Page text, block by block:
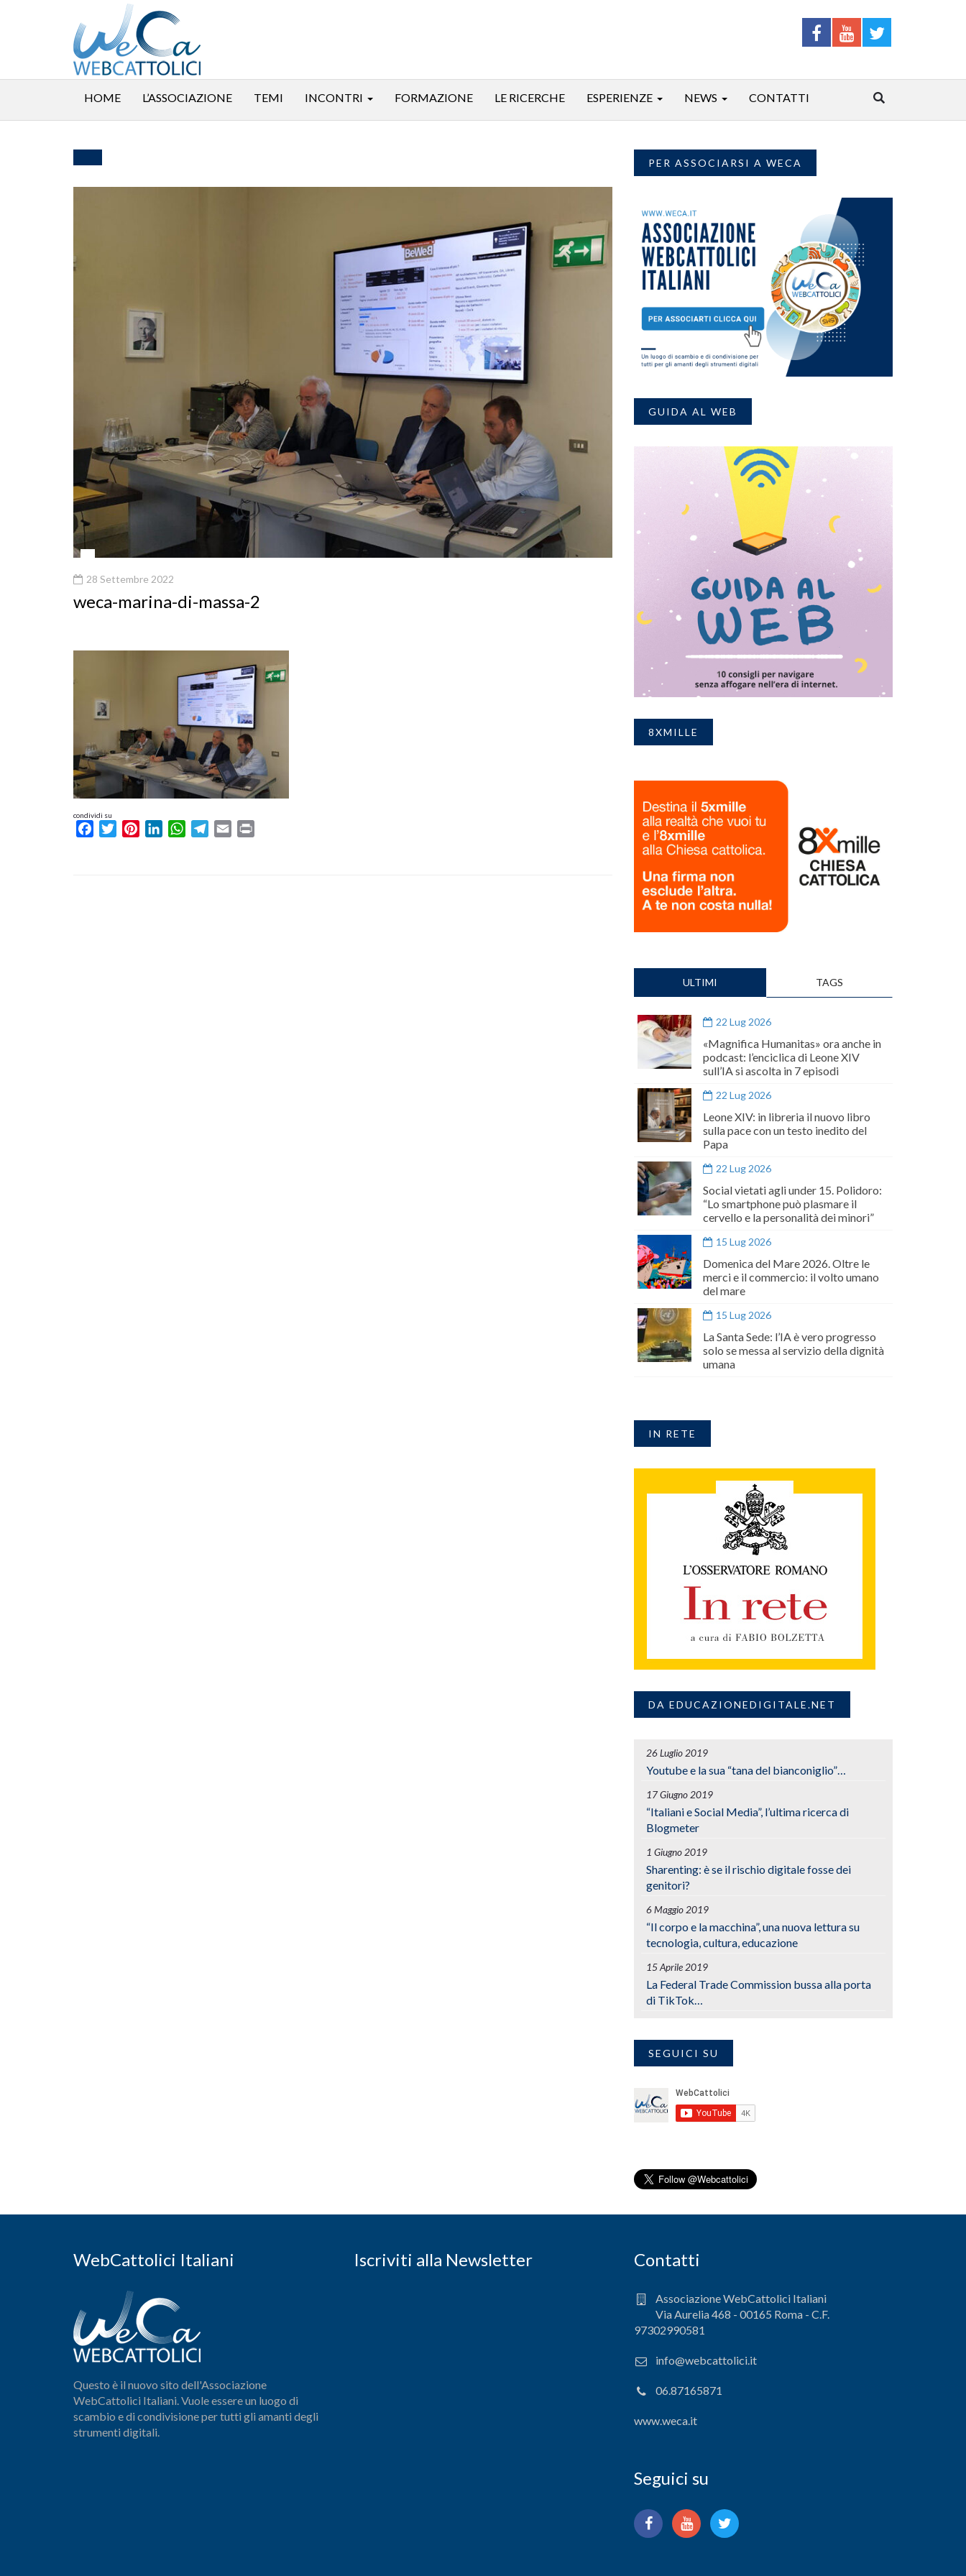
HOME L’ASSOCIAZIONE TEMI INCONTRI FORMAZIONE LE RICERCHE ESPERIENZE NEWS CONTATTI
28 Settembre 2022
weca-marina-di-massa-2
condividi su
FacebookTwitterPinterestLinkedInWhatsAppTelegram
Email
PER ASSOCIARSI A WECA
GUIDA AL WEB
8XMILLE
ULTIMI TAGS
22 Lug 2026
«Magnifica Humanitas» ora anche in
podcast: l’enciclica di Leone XIV
sull’IA si ascolta in 7 episodi
22 Lug 2026
Leone XIV: in libreria il nuovo libro
sulla pace con un testo inedito del
Papa
22 Lug 2026
Social vietati agli under 15. Polidoro:
“Lo smartphone può plasmare il
cervello e la personalità dei minori”
15 Lug 2026
Domenica del Mare 2026. Oltre le
merci e il commercio: il volto umano
del mare
15 Lug 2026
La Santa Sede: l’IA è vero progresso
solo se messa al servizio della dignità
umana
IN RETE
DA EDUCAZIONEDIGITALE.NET
26 Luglio 2019
Youtube e la sua “tana del bianconiglio”…
17 Giugno 2019
“Italiani e Social Media”, l’ultima ricerca di
Blogmeter
1 Giugno 2019
Sharenting: è se il rischio digitale fosse dei
genitori?
6 Maggio 2019
“Il corpo e la macchina”, una nuova lettura su
tecnologia, cultura, educazione
15 Aprile 2019
La Federal Trade Commission bussa alla porta
di TikTok…
SEGUICI SU
WebCattolici Italiani
Questo è il nuovo sito dell'Associazione
WebCattolici Italiani. Vuole essere un luogo di
scambio e di condivisione per tutti gli amanti degli
strumenti digitali.
Iscriviti alla Newsletter Contatti
Associazione WebCattolici Italiani
Via Aurelia 468 - 00165 Roma - C.F.
97302990581
info@webcattolici.it
06.87165871
www.weca.it
Seguici su